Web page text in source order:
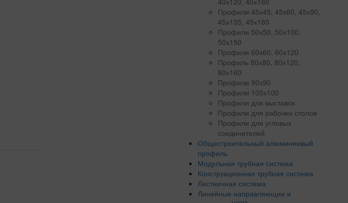
Профили 45х45, 45х60, 45х90,
45х135, 45х180
Профили 50х50, 50х100,
50х150
Профили 60х60, 60х120
Профиль 80х80, 80х120,
80х160
Профили 90х90
Профили 100х100
Профили для выставок
Профили для рабочих столов
Профили для угловых
соединителей
Общестроительный алюминиевый
профиль
Модульная трубная система
Конструкционная трубная система
Лестничная система
Линейные направляющие и